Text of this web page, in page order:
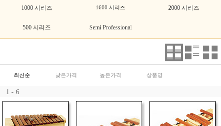
1000 시리즈 1600 시리즈 2000 시리즈
500 시리즈 Semi Professional
최신순 낮은가격 높은가격 상품명
1 - 6